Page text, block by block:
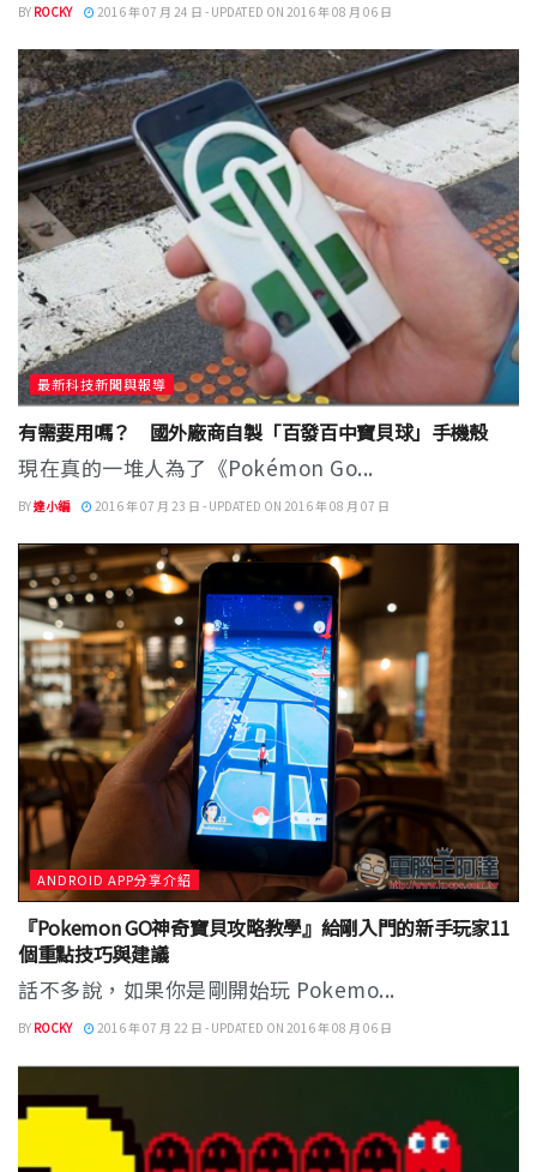
BY ROCKY 2016 年 07 月 24 日 - UPDATED ON 2016 年 08 月 06 日
最新科技新聞與報導
有需要用嗎？ 國外廠商自製「百發百中寶貝球」手機殼
現在真的一堆人為了《Pokémon Go...
BY達小編 2016 年 07 月 23 日 - UPDATED ON 2016 年 08 月 07 日
ANDROID APP分享介紹
『Pokemon GO神奇寶貝攻略教學』給剛入門的新手玩家11
個重點技巧與建議
話不多說，如果你是剛開始玩 Pokemo...
BY ROCKY 2016 年 07 月 22 日 - UPDATED ON 2016 年 08 月 06 日